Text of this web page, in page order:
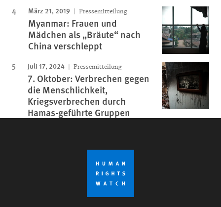
März 21, 2019 Pressemitteilung
Myanmar: Frauen und
Mädchen als „Bräute“ nach
China verschleppt
Juli 17, 2024 Pressemitteilung
7. Oktober: Verbrechen gegen
die Menschlichkeit,
Kriegsverbrechen durch
Hamas-geführte Gruppen